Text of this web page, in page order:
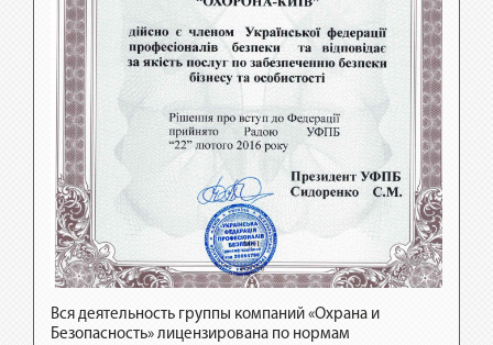
Вся деятельность группы компаний «Охрана и
Безопасность» лицензирована по нормам